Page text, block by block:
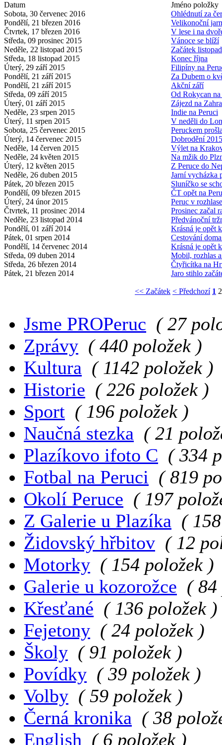
Datum
Jméno položky
Sobota, 30 červenec 2016
Ohlédnutí za
Pondělí, 21 březen 2016
Velikonoční
Čtvrtek, 17 březen 2016
V lese i na
Středa, 09 prosinec 2015
Vánoce se blíží
Neděle, 22 listopad 2015
Začátek
Středa, 18 listopad 2015
Konec října
Úterý, 29 září 2015
Filipíny na
Pondělí, 21 září 2015
Za Dubem o
Pondělí, 21 září 2015
Akční září
Středa, 09 září 2015
Od Rokycan
Úterý, 01 září 2015
Zájezd na
Neděle, 23 srpen 2015
Indie na Peruci
Úterý, 11 srpen 2015
V neděli do
Sobota, 25 červenec 2015
Peruckem
Úterý, 14 červenec 2015
Dobrodění 2015
Neděle, 14 červen 2015
Výlet na
Neděle, 24 květen 2015
Na mžik do
Úterý, 12 květen 2015
Z Peruce do
Neděle, 26 duben 2015
Jarní vycházka
Pátek, 20 březen 2015
Sluníčko se
Pondělí, 09 březen 2015
ČT opět na
Úterý, 24 únor 2015
Peruc v
Čtvrtek, 11 prosinec 2014
Prosinec začal
Neděle, 23 listopad 2014
Předvánoční
Pondělí, 01 září 2014
Krásná je opět
Pátek, 01 srpen 2014
Cestování
Pondělí, 14 červenec 2014
Krásná je opět
Středa, 09 duben 2014
Mobil, rozhlas
Středa, 26 březen 2014
Čtyřicítka na
Pátek, 21 březen 2014
Jaro stihlo
<< Začátek < Předchozí 1 2
Jsme PROPeruc ( 27
Zprávy ( 440 položek )
Kultura ( 1142 položek )
Historie ( 226 položek )
Sport ( 196 položek )
Naučná stezka ( 21
Plazíkovo ifoto C ( 334
Fotbal na Peruci ( 819
Okolí Peruce ( 197
Z Galerie u Plazíka (
Židovský hřbitov ( 12
Motorky ( 154 položek )
Galerie u kozorožce ( 84
Křesťané ( 136 položek )
Fejetony ( 24 položek )
Školy ( 91 položek )
Povídky ( 39 položek )
Volby ( 59 položek )
Černá kronika ( 38
English ( 6 položek )